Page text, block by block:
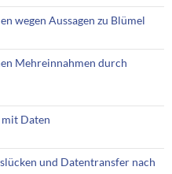
wegen Aussagen zu Blümel
Mehreinnahmen durch
mit Daten
und Datentransfer nach